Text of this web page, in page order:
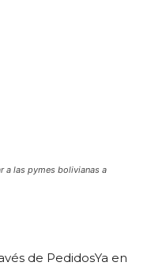
a las pymes bolivianas a
de PedidosYa en